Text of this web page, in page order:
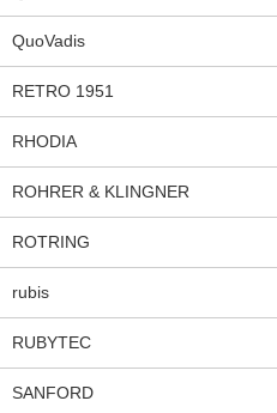
QuoVadis
RETRO 1951
RHODIA
ROHRER & KLINGNER
ROTRING
rubis
RUBYTEC
SANFORD